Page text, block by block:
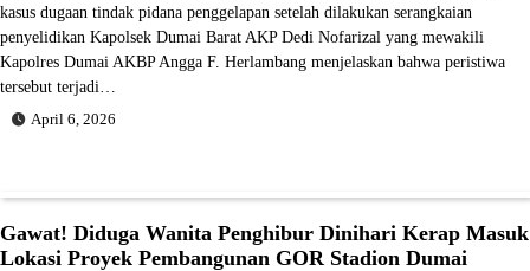
kasus dugaan tindak pidana penggelapan setelah dilakukan serangkaian
penyelidikan Kapolsek Dumai Barat AKP Dedi Nofarizal yang mewakili
Kapolres Dumai AKBP Angga F. Herlambang menjelaskan bahwa peristiwa
tersebut terjadi…
April 6, 2026
Gawat! Diduga Wanita Penghibur Dinihari Kerap Masuk
Lokasi Proyek Pembangunan GOR Stadion Dumai